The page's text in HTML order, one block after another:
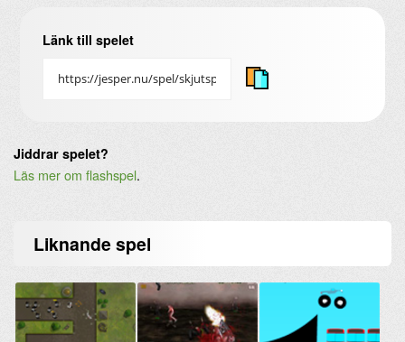
Länk till spelet
Jiddrar spelet?
Läs mer om flashspel.
Liknandespel